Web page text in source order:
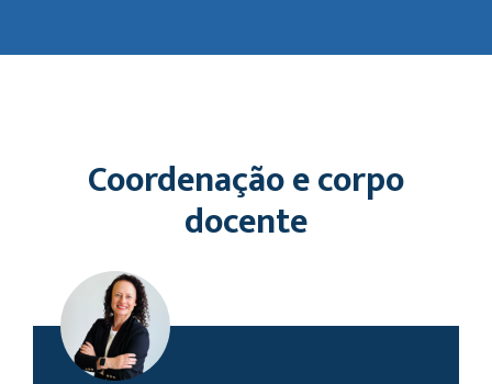
Coordenação e corpo
docente